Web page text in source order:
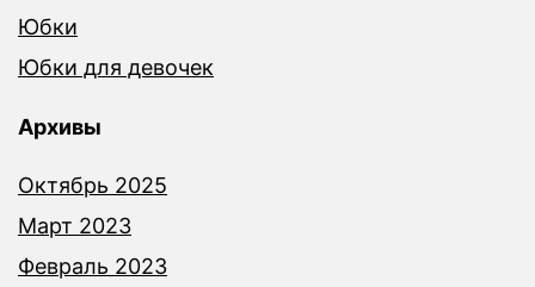
Юбки
Юбки для девочек
Архивы
Октябрь 2025
Март 2023
Февраль 2023